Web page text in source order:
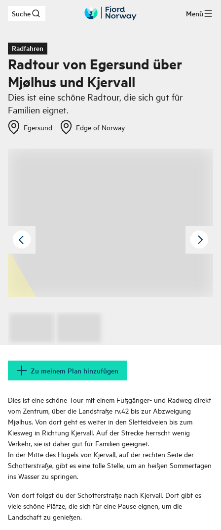
Zum Hauptinhalt
Suche Menü
Radfahren
Radtour von Egersund über
Mjølhus und Kjervall
Dies ist eine schöne Radtour, die sich gut für
Familien eignet.
Egersund Edge of Norway
Zu meinem Plan hinzufügen
Dies ist eine schöne Tour mit einem Fußgänger- und Radweg direkt
vom Zentrum, über die Landstraße rv.42 bis zur Abzweigung
Mjølhus. Von dort geht es weiter in den Sletteidveien bis zum
Kiesweg in Richtung Kjervall. Auf der Strecke herrscht wenig
Verkehr, sie ist daher gut für Familien geeignet.
In der Mitte des Hügels von Kjervall, auf der rechten Seite der
Schotterstraße, gibt es eine tolle Stelle, um an heißen Sommertagen
ins Wasser zu springen.
Von dort folgst du der Schotterstraße nach Kjervall. Dort gibt es
viele schöne Plätze, die sich für eine Pause eignen, um die
Landschaft zu genießen.